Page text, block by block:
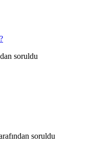
soruldu
soruldu